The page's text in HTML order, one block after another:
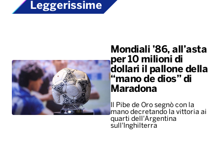
Leggerissime
Mondiali ’86, all’asta
per 10 milioni di
dollari il pallone della
“mano de dios” di
Maradona
Il Pibe de Oro segnò con la
mano decretando la vittoria ai
quarti dell'Argentina
sull'Inghilterra